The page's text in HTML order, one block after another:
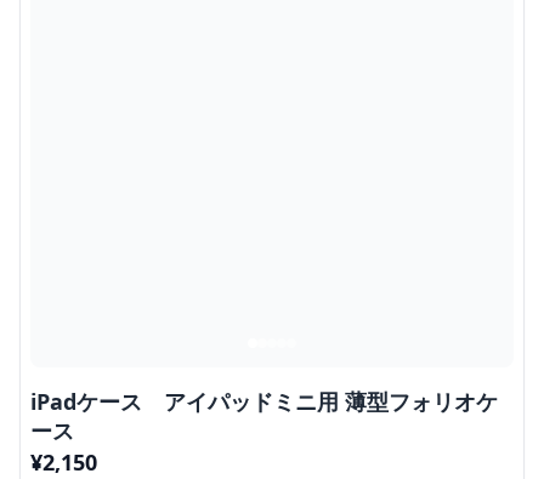
iPadケース アイパッドミニ用 薄型フォリオケ
ース
¥2,150